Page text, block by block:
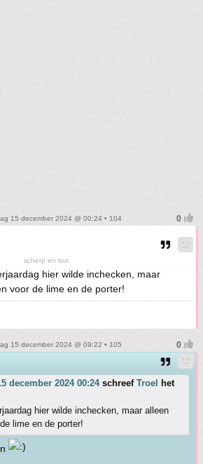
15 december 2024 @ 00:24 • 104
scherp en bot
hier wilde inchecken, maar
voor de lime en de porter!
15 december 2024 @ 09:22 • 105
december 2024 00:24schreef Troel
het
hier wilde inchecken, maar alleen
lime en de porter!